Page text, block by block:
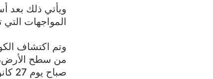
ويأتي ذلك بعد
المواجهات
من سطح الأرض،
صباح يوم 27 كانون الثاني.